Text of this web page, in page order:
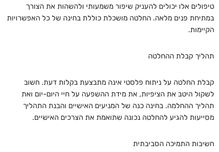
טיפולים אלו יכולים להעניק שיפור משמעותי ולהשהות את הצורך
במתיחת פנים מלאה. החלטה מושכלת כוללת בחינה של כל האפשרויות
הקיימות.
תהליך קבלת ההחלטה
קבלת החלטה על ניתוח פלסטי אינה מתבצעת בקלות דעת. חשוב
לשקול היטב את הציפיות, את מידת ההשפעה על חיי היום-יום ואת
תהליך ההחלמה. בחינה כנה של המניעים האישיים והבנת התהליך
מסייעות להגיע להחלטה נכונה שתואמת את הצרכים האישיים.
חשיבות התמיכה הסביבתית